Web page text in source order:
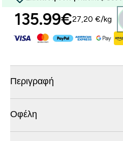
135.99€‎27,20 €‎/kg
Περιγραφή
Οφέλη